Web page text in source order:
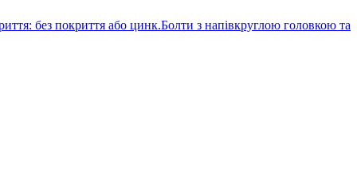
Болти з напівкруглою головкою та